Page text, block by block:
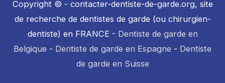
Copyright © - contacter-dentiste-de-garde.org, site
de recherche de dentistes de garde (ou chirurgien-
dentiste) en FRANCE - Dentiste de garde en
Belgique - Dentiste de garde en Espagne - Dentiste
de garde en Suisse